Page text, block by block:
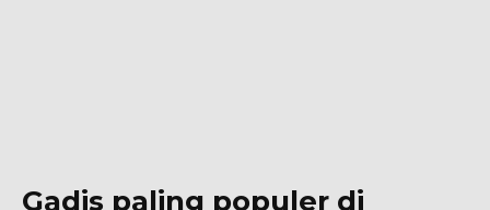
Gadis paling populer di